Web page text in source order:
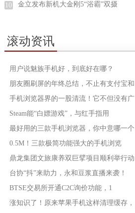
10 金立发布新机大金刚5“浴霸”双摄
滚动资讯
用户说魅族手机好，到底好在哪？
朋友圈刷屏的年终总结，不止有支付宝和
手机浏览器界的一股清流！它不但没有广
Steam能“白嫖游戏”，与红手指用
最好用的三款手机浏览器，你中意哪一个
0.5M！三款极简功能强大的手机浏览
鼎龙集团文旅康养双巨擘项目顺利举行动
台协“抖”来助力，永和豆浆直播来袭！
BTSE交易所开通C2C询价功能，1
涨知识了！原来苹果手机这样清理缓存，